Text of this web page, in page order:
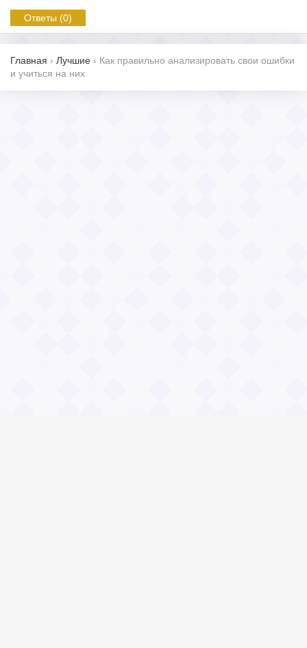
Ответы (0)
Главная › Лучшие › Как правильно анализировать свои ошибки
и учиться на них